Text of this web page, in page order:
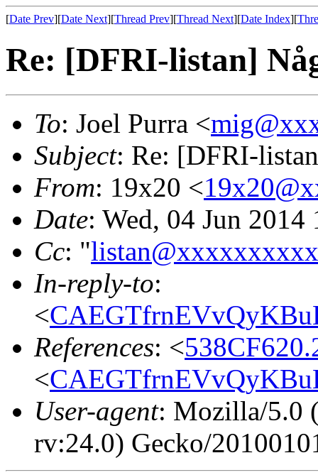
[Date Prev][Date Next][Thread Prev][Thread Next][Date Index][
Re: [DFRI-listan]
To: Joel Purra <
Subject: Re: [DFRI-
From: 19x20 <
Date: Wed, 04 Jun
Cc: "
In-reply-to:
<
References: <
<
User-agent: Mozilla/5.0
rv:24.0) Gecko/